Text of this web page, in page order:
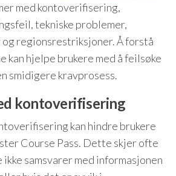
med kontoverifisering,
tekniske problemer,
og regionsrestriksjoner. Å forstå
kan hjelpe brukere med å feilsøke
smidigere kravprosess.
kontoverifisering
kan hindre brukere
Course Pass. Dette skjer ofte
samsvarer med informasjonen